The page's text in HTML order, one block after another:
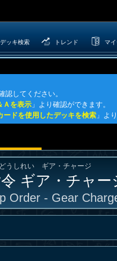
デッキ検索 トレンド マ
認してください。
Ａを表示 」より確認ができます。
ードを使用したデッキを検索 」よ
うしれい ギア・チャージ
ギア・チャー
Order - Gear